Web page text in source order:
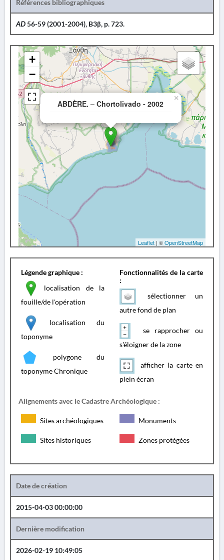
Références bibliographiques
AD56-59 (2001-2004), B3β, p. 723.
ABDÈRE. – Chortolivado - 2002
×
+
−
Leaflet | ©OpenStreetMap
Légende graphique :
localisation de la
fouille/de l'opération
localisation du
toponyme
polygone du
toponyme Chronique
Fonctionnalités de la carte
:
sélectionner un
autre fond de plan
se rapprocher ou
s'éloigner de la zone
afficher la carte en
plein écran
Alignements avec le Cadastre Archéologique :
Sites archéologiques Monuments
Sites historiques Zones protégées
Date de création
2015-04-03 00:00:00
Dernière modification
2026-02-19 10:49:05